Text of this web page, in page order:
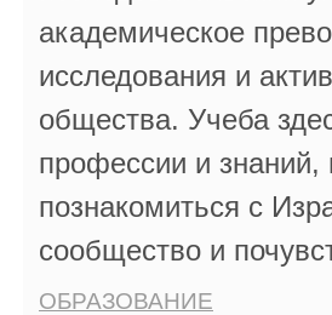
академическое
исследования и
общества. Учеба
профессии и знаний,
познакомиться с
сообщество и
ОБРАЗОВАНИЕ